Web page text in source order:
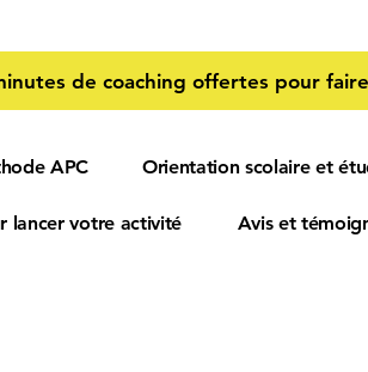
de coaching offertes pour
APC Orientation scolaire et
lancer votre activité Avis et